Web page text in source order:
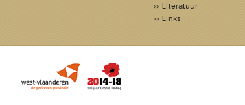
Literatuur
Links